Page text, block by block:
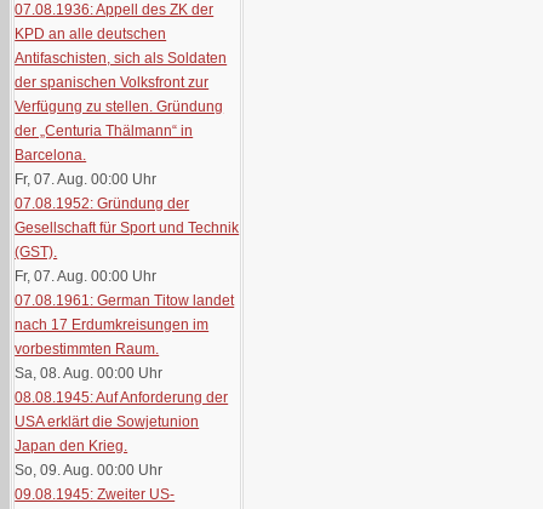
07.08.1936: Appell des ZK der
KPD an alle deutschen
Antifaschisten, sich als Soldaten
der spanischen Volksfront zur
Verfügung zu stellen. Gründung
der „Centuria Thälmann“ in
Barcelona.
Fr, 07. Aug. 00:00 Uhr
07.08.1952: Gründung der
Gesellschaft für Sport und Technik
(GST).
Fr, 07. Aug. 00:00 Uhr
07.08.1961: German Titow landet
nach 17 Erdumkreisungen im
vorbestimmten Raum.
Sa, 08. Aug. 00:00 Uhr
08.08.1945: Auf Anforderung der
USA erklärt die Sowjetunion
Japan den Krieg.
So, 09. Aug. 00:00 Uhr
09.08.1945: Zweiter US-